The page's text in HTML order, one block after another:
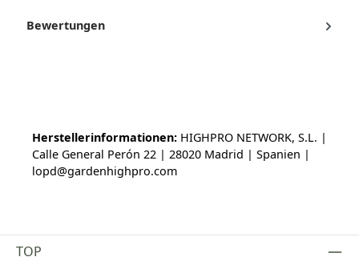
Bewertungen
Herstellerinformationen: HIGHPRO NETWORK, S.L. |
Calle General Perón 22 | 28020 Madrid | Spanien |
lopd@gardenhighpro.com
TOP